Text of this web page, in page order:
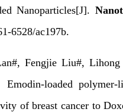
Nanoparticles[J].
6528/ac197b.
Fengjie Liu#,
Emodin-loaded
of breast cancer to